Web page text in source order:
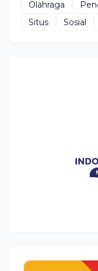
Olahraga
Situs
Sosial